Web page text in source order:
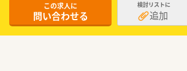
この求人に
問い合わせる
検討リストに
追加